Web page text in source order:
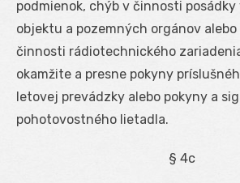
podmienok, chýb v činnosti
objektu a pozemných orgánov
činnosti rádiotechnického
okamžite a presne pokyny
letovej prevádzky alebo pokyny a
pohotovostného lietadla.
§ 4c